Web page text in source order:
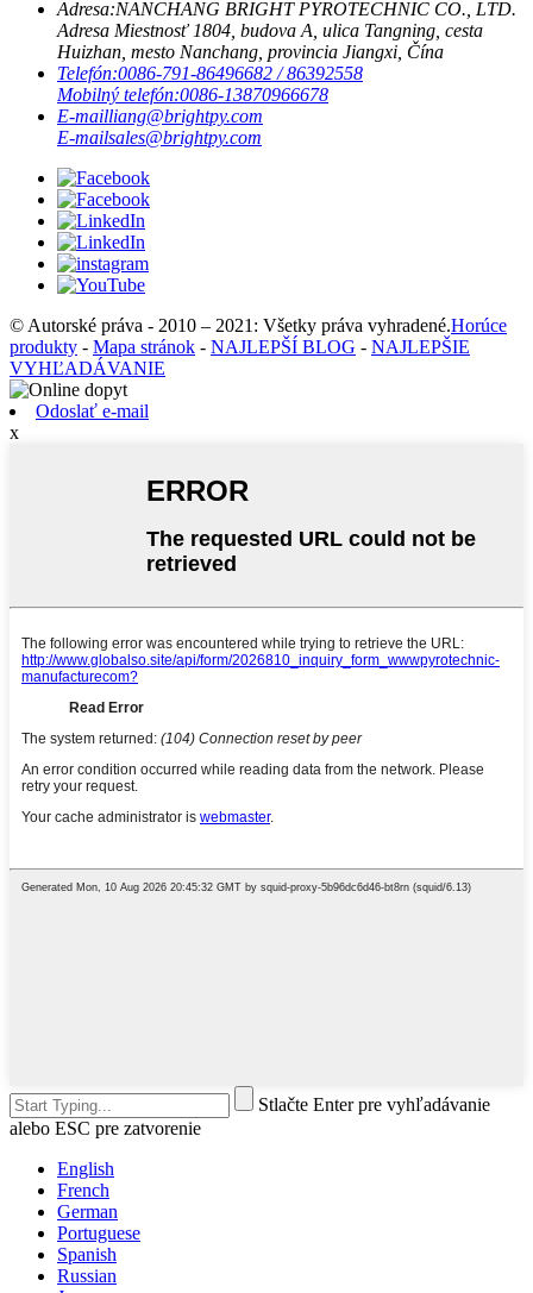
Adresa:NANCHANG BRIGHT PYROTECHNIC CO., LTD.
Adresa Miestnosť 1804, budova A, ulica Tangning, cesta
Huizhan, mesto Nanchang, provincia Jiangxi, Čína
Telefón:0086-791-86496682 / 86392558
Mobilný telefón:0086-13870966678
E-mailliang@brightpy.com
E-mailsales@brightpy.com
© Autorské práva - 2010 – 2021: Všetky práva vyhradené.Horúce
produkty - Mapa stránok - NAJLEPŠÍ BLOG - NAJLEPŠIE
VYHĽADÁVANIE
Odoslať e-mail
x
Stlačte Enter pre vyhľadávanie
alebo ESC pre zatvorenie
English
French
German
Portuguese
Spanish
Russian